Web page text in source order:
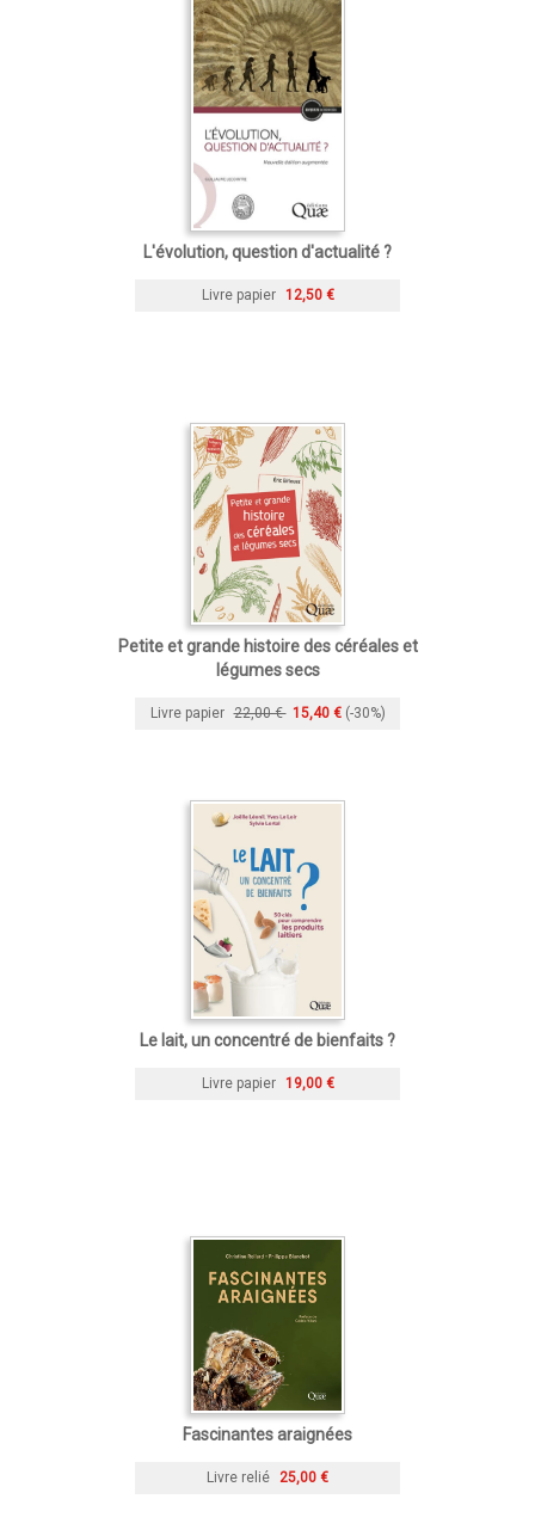
L'évolution, question d'actualité ?
Livre papier 12,50 €
Petite et grande histoire des céréales et
légumes secs
Livre papier 22,00 € 15,40 € (-30%)
Le lait, un concentré de bienfaits ?
Livre papier 19,00 €
Fascinantes araignées
Livre relié 25,00 €